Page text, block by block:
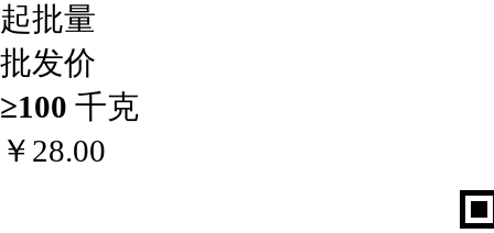
起批量
批发价
≥100 千克
￥ 28.00